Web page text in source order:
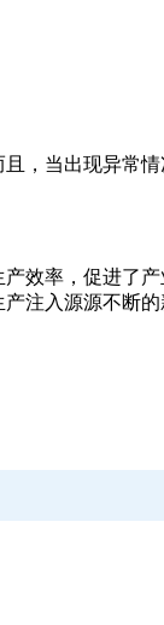
，当出现异常
效率，促进了产
注入源源不断